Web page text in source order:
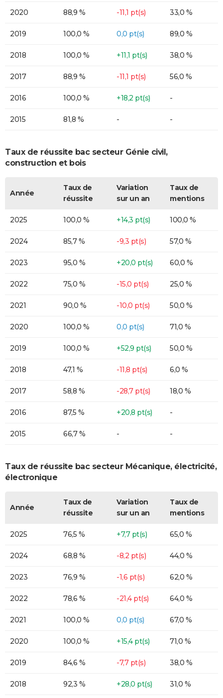
2020 88,9 % -11,1 pt(s) 33,0 %
2019 100,0 % 0,0 pt(s) 89,0 %
2018 100,0 % +11,1 pt(s) 38,0 %
2017 88,9 % -11,1 pt(s) 56,0 %
2016 100,0 % +18,2 pt(s) -
2015 81,8 % - -
Taux de réussite bac secteur Génie civil,
construction et bois
Année
Taux de
réussite
Variation
sur un an
Taux de
mentions
2025 100,0 % +14,3 pt(s) 100,0 %
2024 85,7 % -9,3 pt(s) 57,0 %
2023 95,0 % +20,0 pt(s) 60,0 %
2022 75,0 % -15,0 pt(s) 25,0 %
2021 90,0 % -10,0 pt(s) 50,0 %
2020 100,0 % 0,0 pt(s) 71,0 %
2019 100,0 % +52,9 pt(s) 50,0 %
2018 47,1 % -11,8 pt(s) 6,0 %
2017 58,8 % -28,7 pt(s) 18,0 %
2016 87,5 % +20,8 pt(s) -
2015 66,7 % - -
Taux de réussite bac secteur Mécanique, électricité,
électronique
Année
Taux de
réussite
Variation
sur un an
Taux de
mentions
2025 76,5 % +7,7 pt(s) 65,0 %
2024 68,8 % -8,2 pt(s) 44,0 %
2023 76,9 % -1,6 pt(s) 62,0 %
2022 78,6 % -21,4 pt(s) 64,0 %
2021 100,0 % 0,0 pt(s) 67,0 %
2020 100,0 % +15,4 pt(s) 71,0 %
2019 84,6 % -7,7 pt(s) 38,0 %
2018 92,3 % +28,0 pt(s) 31,0 %